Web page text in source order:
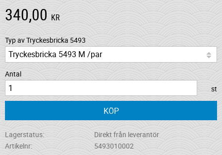
340,00 KR
Typ av Tryckesbricka 5493
Antal
st
KÖP
Lagerstatus
Direkt från leverantör
Artikelnr
5493010002